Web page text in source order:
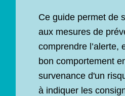
Ce guide permet de
aux mesures de
comprendre l’alerte,
bon comportement
survenance d'un
à indiquer les